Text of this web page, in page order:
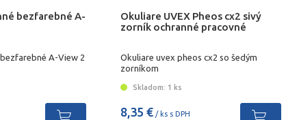
bezfarebné A-
A-View 2
Okuliare UVEX Pheos cx2 sivý
zorník ochranné pracovné
Okuliare uvex pheos cx2 so šedým
zorníkom
Skladom: 1 ks
8,35 €/ ks s DPH